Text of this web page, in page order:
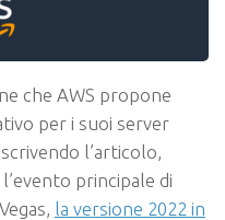
che AWS propone
per i suoi server
l’articolo,
principale di
la versione 2022 in